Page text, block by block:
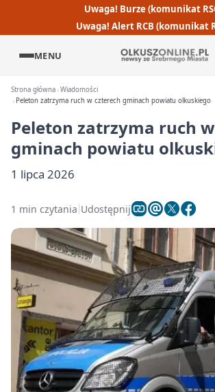
Uwaga! Burze (komunikat
Uwaga! Alert RCB (komunikat
MENU
Strona główna Wiadomości
Peleton zatrzyma ruch w czterech gminach powiatu olkuskiego
Peleton zatrzyma ruch
gminach powiatu
1 lipca 2026
1 min czytania Udostępnij